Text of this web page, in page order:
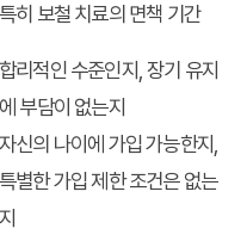
특히 보철 치료의 면책 기간
합리적인 수준인지, 장기 유지
에 부담이 없는지
자신의 나이에 가입 가능한지,
특별한 가입 제한 조건은 없는
지